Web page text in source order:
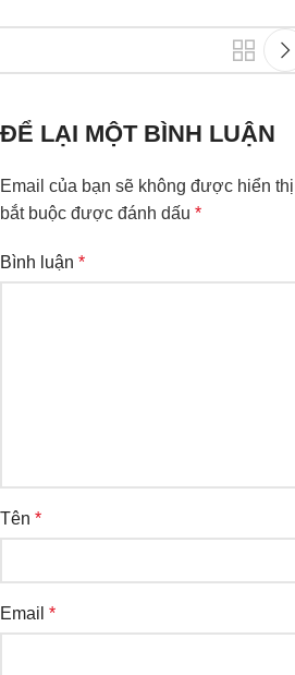
ĐỂ LẠI MỘT BÌNH LUẬN
Email của bạn sẽ không được hiển
bắt buộc được đánh dấu *
Bình luận *
Tên *
Email *